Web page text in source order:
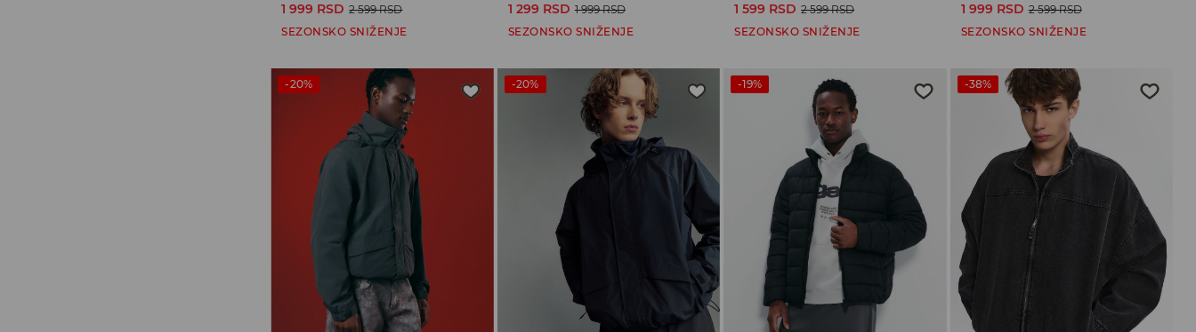
1 999 RSD 2 599 RSD
SEZONSKO SNIŽENJE
1 299 RSD 1 999 RSD
SEZONSKO SNIŽENJE
1 599 RSD 2 599 RSD
SEZONSKO SNIŽENJE
1 999 RSD 2 599 RSD
SEZONSKO SNIŽENJE
-20% -20% -19% -38%